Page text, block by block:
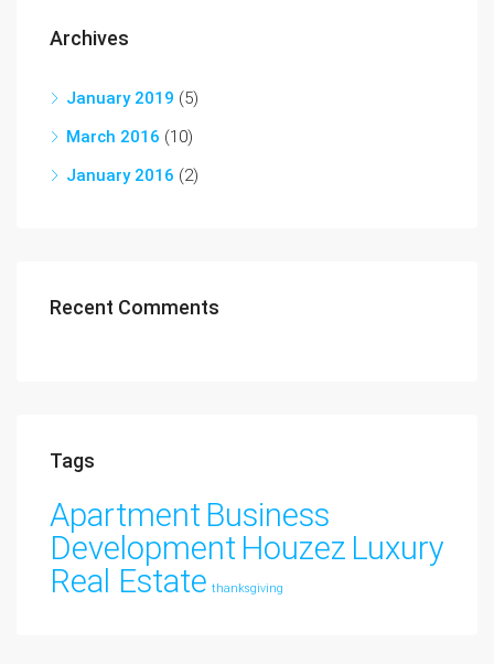
Archives
January 2019 (5)
March 2016 (10)
January 2016 (2)
Recent Comments
Tags
Apartment Business
Development Houzez Luxury
Real Estate thanksgiving